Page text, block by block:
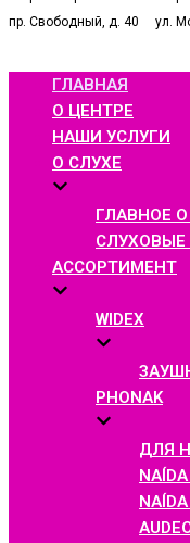
пр. Свободный, д. 40
ул.
ГЛАВНАЯ
О ЦЕНТРЕ
НАШИ УСЛУГИ
О СЛУХЕ
ГЛАВНОЕ
АССОРТИМЕНТ
WIDEX
PHONAK
ДЛЯ